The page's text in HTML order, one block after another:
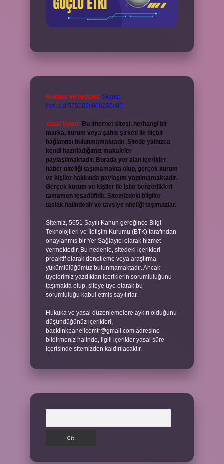
Reklam ve İletişim: Skype:
live:.cid.575569c608265c69
Yasal Uyarı: Bu internet sitesi, herhangi bir
marka, kurum veya şahıs şirketi ile hiçbir
bağlantısı bulunmamaktadır. Sitede yalnızca
kendi hazırladığımız makaleler
paylaşılmaktadır. Burada yer alan içerikler
haber niteliği taşımamakta olup, gerçek kurum
ve kişiler hakkında paylaşım yapılmamaktadır.
Gerçek kurum ve kişiler ile isim benzerlikleri
tamamen tesadüfidir. Sitemizdeki bilgiler
taslak halindedir ve tavsiye niteliği taşımazlar.
Sitemiz, 5651 Sayılı Kanun gereğince Bilgi
Teknolojileri ve İletişim Kurumu (BTK) tarafından
onaylanmış bir Yer Sağlayıcı olarak hizmet
vermektedir. Bu nedenle, sitedeki içerikleri
proaktif olarak denetleme veya araştırma
yükümlülüğümüz bulunmamaktadır. Ancak,
üyelerimiz yazdıkları içeriklerin sorumluluğunu
taşımakta olup, siteye üye olarak bu
sorumluluğu kabul etmiş sayılırlar.
Hukuka ve yasal düzenlemelere aykırı olduğunu
düşündüğünüz içerikleri,
backlinkpanelicomtr@gmail.com adresine
bildirmeniz halinde, ilgili içerikler yasal süre
içerisinde sitemizden kaldırılacaktır.